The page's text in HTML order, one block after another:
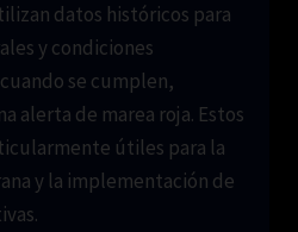
datos históricos para
y condiciones
se cumplen,
alerta de marea roja. Estos
útiles para la
y la implementación de